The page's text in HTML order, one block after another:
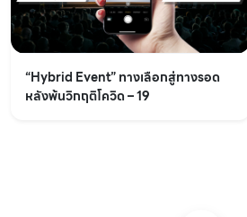
“Hybrid Event” ทางเลือกสู่ทางรอด
หลังพ้นวิกฤติโควิด – 19